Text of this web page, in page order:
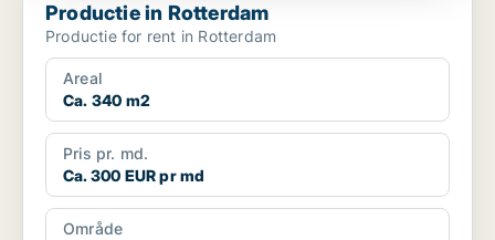
Productie in Rotterdam
Productie for rent in Rotterdam
Areal
Ca. 340 m2
Pris pr. md.
Ca. 300 EUR pr md
Område